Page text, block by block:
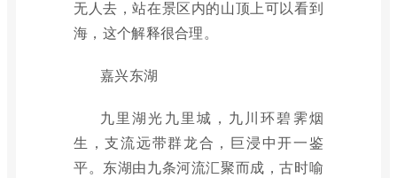
无人去，站在景区内的山顶上可以看到
海，这个解释很合理。
嘉兴东湖
九里湖光九里城，九川环碧霁烟
生，支流远带群龙合，巨浸中开一鉴
平。东湖由九条河流汇聚而成，古时喻